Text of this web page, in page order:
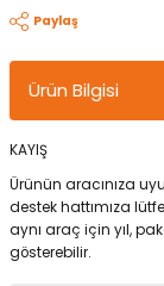
Paylaş
Ürün Bilgisi
KAYIŞ
Ürünün aracınıza
destek hattımıza
aynı araç için yıl,
gösterebilir.